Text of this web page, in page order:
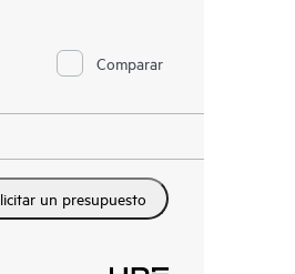
Comparar
un presupuesto